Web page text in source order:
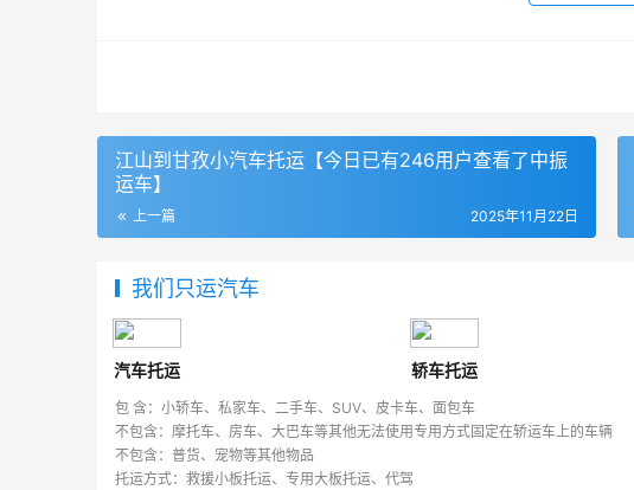
江山到甘孜小汽车托运【今日已有246用户查看了中振
运车】
上一篇 2025年11月22日
我们只运汽车
汽车托运 轿车托运
包 含：小轿车、私家车、二手车、SUV、皮卡车、面包车
不包含：摩托车、房车、大巴车等其他无法使用专用方式固定在轿运车上的车辆
不包含：普货、宠物等其他物品
托运方式：救援小板托运、专用大板托运、代驾